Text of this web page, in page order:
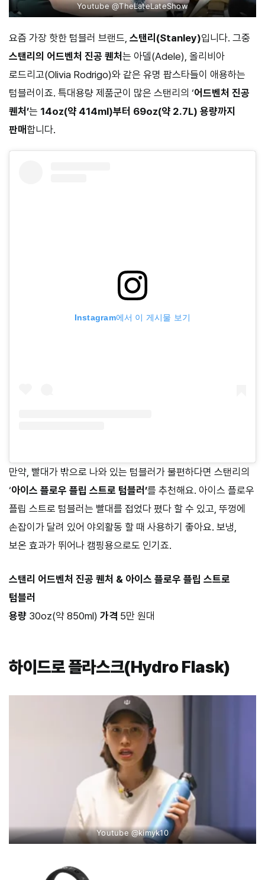
Youtube @TheLateLateShow
요즘 가장 핫한 텀블러 브랜드, 스탠리(Stanley)입니다. 그중
스탠리의 어드벤처 진공 퀜처 는 아델(Adele), 올리비아
로드리고(Olivia Rodrigo)와 같은 유명 팝스타들이 애용하는
텀블러이죠. 특대용량 제품군이 많은 스탠리의 ‘어드벤처 진공
퀜처’는 14oz(약 414ml)부터 69oz(약 2.7L) 용량까지
판매 합니다.
Instagram에서 이 게시물 보기
만약, 빨대가 밖으로 나와 있는 텀블러가 불편하다면 스탠리의
‘아이스 플로우 플립 스트로 텀블러’를 추천해요. 아이스 플로우
플립 스트로 텀블러는 빨대를 접었다 폈다 할 수 있고, 뚜껑에
손잡이가 달려 있어 야외활동 할 때 사용하기 좋아요. 보냉,
보온 효과가 뛰어나 캠핑용으로도 인기죠.
스탠리 어드벤처 진공 퀜처 & 아이스 플로우 플립 스트로
텀블러
용량 30oz(약 850ml) 가격 5만 원대
하이드로 플라스크(Hydro Flask)
Youtube @kimyk10